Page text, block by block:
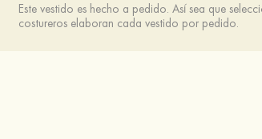
Este vestido es hecho a pedido. Así sea que
costureros elaboran cada vestido por pedido.